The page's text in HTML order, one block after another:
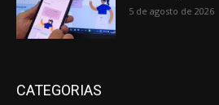
5 de agosto de 2026
CATEGORIAS